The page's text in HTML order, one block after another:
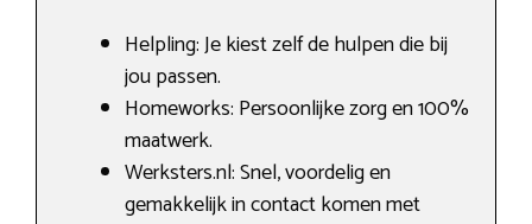
Helpling: Je kiest zelf de hulpen die bij
jou passen.
Homeworks: Persoonlijke zorg en 100%
maatwerk.
Werksters.nl: Snel, voordelig en
gemakkelijk in contact komen met